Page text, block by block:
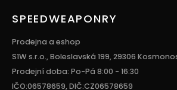
SPEEDWEAPONRY
Prodejna a eshop
S1W s.r.o., Boleslavská 199, 29306
Prodejní doba: Po-Pá 8:00 - 16:30
IČO:06578659, DIČ:CZ06578659